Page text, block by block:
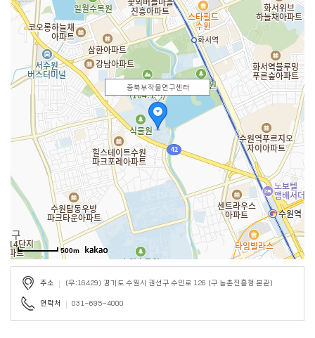
중북부작물연구센터
500m
주소 (우:16429) 경기도 수원시 권선구 수인로 126 (구 농촌진흥청 본관)
연락처 031-695-4000